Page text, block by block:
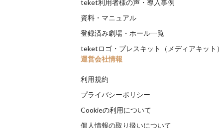
teket利用者様の声・導入事例
資料・マニュアル
登録済み劇場・ホール一覧
teketロゴ・プレスキット（メディアキット）
運営会社情報
利用規約
プライバシーポリシー
Cookieの利用について
個人情報の取り扱いについて